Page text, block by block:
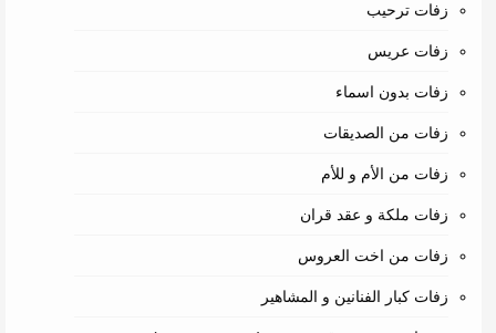
زفات ترحيب
زفات عريس
زفات بدون اسماء
زفات من الصديقات
زفات من الأم و للأم
زفات ملكة و عقد قران
زفات من اخت العروس
زفات كبار الفنانين و المشاهير